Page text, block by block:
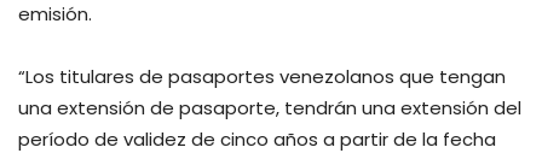
emisión.
“Los titulares de pasaportes venezolanos que tengan
una extensión de pasaporte, tendrán una extensión del
período de validez de cinco años a partir de la fecha